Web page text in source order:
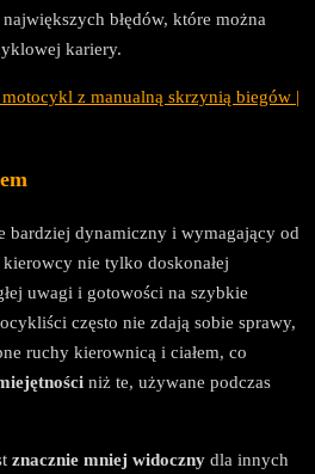
błędów, które można
kariery.
z manualną skrzynią biegów |
bardziej dynamiczny i wymagający od
nie tylko doskonałej
uwagi i gotowości na szybkie
często nie zdają sobie sprawy,
ruchy kierownicą i ciałem, co
niż te, używane podczas
znacznie mniej widoczny dla innych